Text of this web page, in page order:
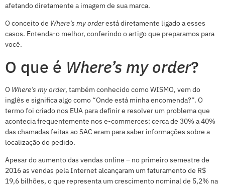
afetando diretamente a imagem de sua marca.
O conceito de Where’s my orderestá diretamente ligado a esses
casos. Entenda-o melhor, conferindo o artigo que preparamos para
você.
O que é Where’s my order?
O Where’s my order, também conhecido como WISMO, vem do
inglês e significa algo como “Onde está minha encomenda?”. O
termo foi criado nos EUA para definir e resolver um problema que
acontecia frequentemente nos e-commerces: cerca de 30% a 40%
das chamadas feitas ao SAC eram para saber informações sobre a
localização do pedido.
Apesar do aumento das vendas online – no primeiro semestre de
2016 as vendas pela Internet alcançaram um faturamento de R$
19,6 bilhões, o que representa um crescimento nominal de 5,2% na